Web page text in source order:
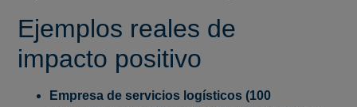
Ejemplos reales de
impacto positivo
Empresa de servicios logísticos (100